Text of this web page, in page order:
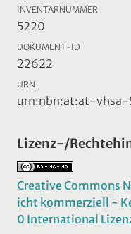
INVENTARNUMMER
5220
DOKUMENT-ID
22622
URN
urn:nbn:at:at-vhsa-
Lizenz-/
Creative Commons
icht kommerziell -
0 International